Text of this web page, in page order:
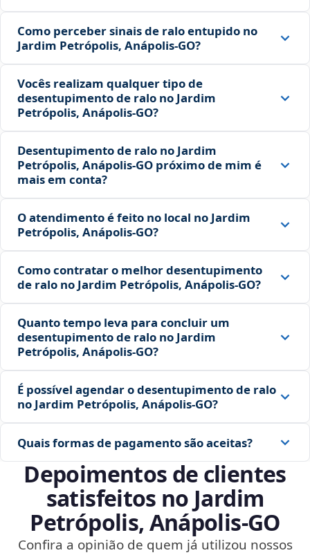
Como perceber sinais de ralo entupido no
Jardim Petrópolis, Anápolis‑GO?
Vocês realizam qualquer tipo de
desentupimento de ralo no Jardim
Petrópolis, Anápolis‑GO?
Desentupimento de ralo no Jardim
Petrópolis, Anápolis‑GO próximo de mim é
mais em conta?
O atendimento é feito no local no Jardim
Petrópolis, Anápolis‑GO?
Como contratar o melhor desentupimento
de ralo no Jardim Petrópolis, Anápolis‑GO?
Quanto tempo leva para concluir um
desentupimento de ralo no Jardim
Petrópolis, Anápolis‑GO?
É possível agendar o desentupimento de ralo
no Jardim Petrópolis, Anápolis‑GO?
Quais formas de pagamento são aceitas?
Depoimentos de clientes
satisfeitos no Jardim
Petrópolis, Anápolis‑GO
Confira a opinião de quem já utilizou nossos